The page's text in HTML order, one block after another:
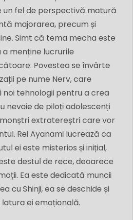
un fel de perspectivă matură
majorarea, precum și
Simt că tema mecha este
menține lucrurile
Povestea se învârte
pe nume Nerv, care
noi tehnologii pentru a crea
nevoie de piloți adolescenți
extratereștri care vor
Rei Ayanami lucrează ca
ei este misterios și inițial,
destul de rece, deoarece
Ea este dedicată muncii
cu Shinji, ea se deschide și
ei emoțională.